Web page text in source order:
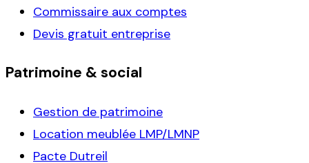
Commissaire aux comptes
Devis gratuit entreprise
Patrimoine & social
Gestion de patrimoine
Location meublée LMP/LMNP
Pacte Dutreil